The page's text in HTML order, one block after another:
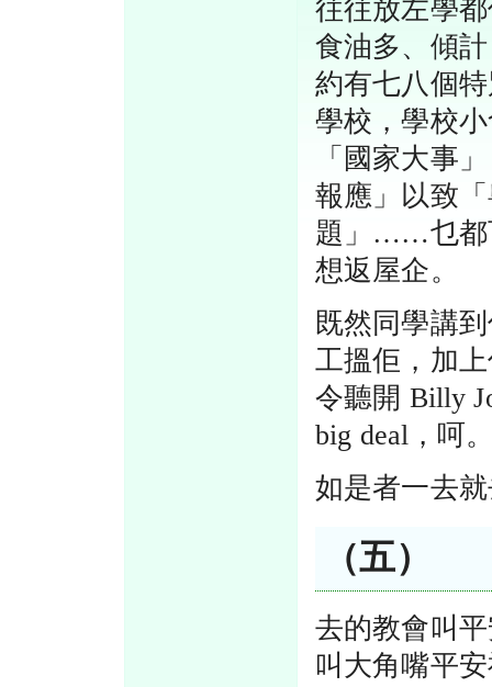
往往放左學
食油多、傾
約有七八個
學校，學校
「國家大事
報應」以致
題」……乜都
想返屋企。
既然同學講
工搵佢，加
令聽開 Billy
big deal，呵
如是者一去
（五）
去的教會叫
叫大角嘴平